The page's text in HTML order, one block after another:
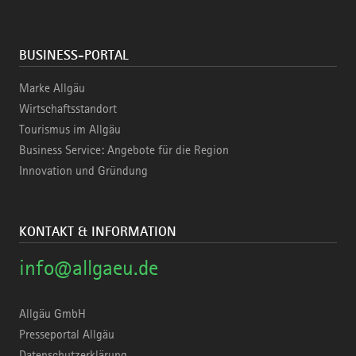
BUSINESS-PORTAL
Marke Allgäu
Wirtschaftsstandort
Tourismus im Allgäu
Business Service: Angebote für die Region
Innovation und Gründung
KONTAKT & INFORMATION
info@allgaeu.de
Allgäu GmbH
Presseportal Allgäu